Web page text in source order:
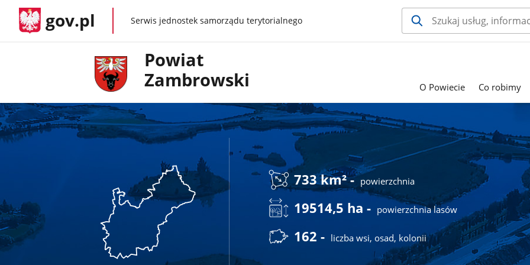
gov.pl gov.plSerwis jednostek samorządu terytorialnego
Powiat
Zambrowski
O Powiecie Co robimy
733 km² - powierzchnia
19514,5 ha - powierzchnia lasów
162 - liczba wsi, osad, kolonii